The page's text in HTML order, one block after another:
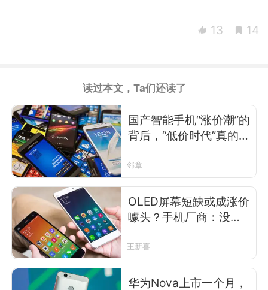
13 14
读过本文，Ta们还读了
国产智能手机“涨价潮”的
背后，“低价时代”真的已
邻章
OLED屏幕短缺或成涨价
噱头？手机厂商：没有
王新喜
华为Nova上市一个月，